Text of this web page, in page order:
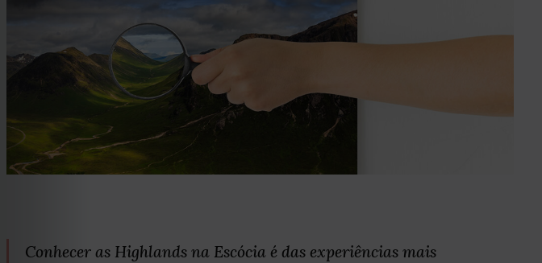
Conhecer as Highlands na Escócia é das experiências mais